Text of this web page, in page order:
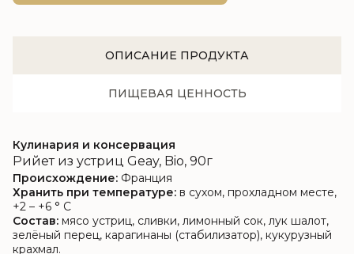
ОПИСАНИЕ ПРОДУКТА
ПИЩЕВАЯ ЦЕННОСТЬ
Кулинария и консервация
Рийет из устриц Geay, Bio, 90г
Происхождение: Франция
Хранить при температуре: в сухом, прохладном месте,
+2 – +6 ° C
Состав: мясо устриц, сливки, лимонный сок, лук шалот,
зелёный перец, карагинаны (стабилизатор), кукурузный
крахмал.